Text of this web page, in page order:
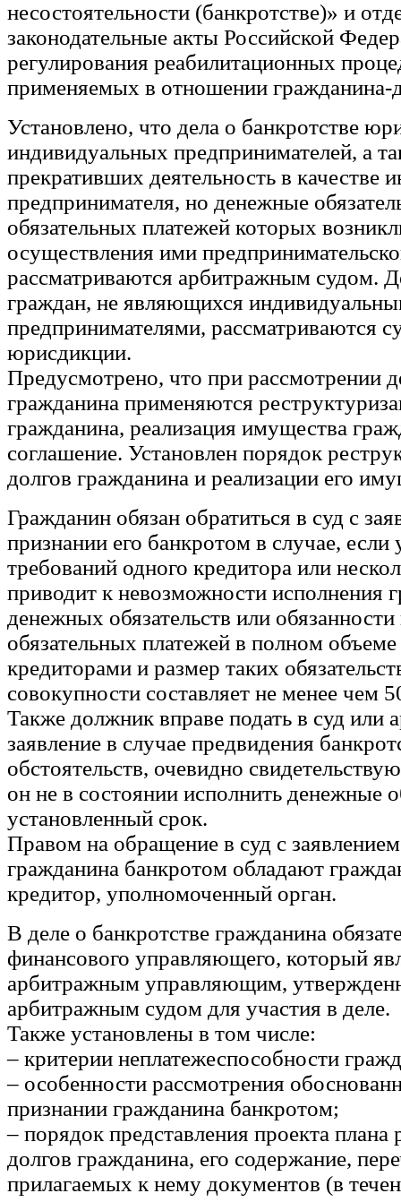
несостоятельности (банкротстве)» и
законодательные акты Российской
регулирования реабилитационных
применяемых в отношении гражданина-
Установлено, что дела о банкротстве
индивидуальных предпринимателей, а
прекративших деятельность в качестве
предпринимателя, но денежные
обязательных платежей которых
осуществления ими
рассматриваются арбитражным судом.
граждан, не являющихся
предпринимателями, рассматриваются
юрисдикции.
Предусмотрено, что при рассмотрении
гражданина применяются
гражданина, реализация имущества
соглашение. Установлен порядок
долгов гражданина и реализации его
Гражданин обязан обратиться в суд с
признании его банкротом в случае, если
требований одного кредитора или
приводит к невозможности исполнения
денежных обязательств или обязанности
обязательных платежей в полном
кредиторами и размер таких
совокупности составляет не менее чем
Также должник вправе подать в суд или
заявление в случае предвидения
обстоятельств, очевидно
он не в состоянии исполнить денежные
установленный срок.
Правом на обращение в суд с
гражданина банкротом обладают
кредитор, уполномоченный орган.
В деле о банкротстве гражданина
финансового управляющего, который
арбитражным управляющим,
арбитражным судом для участия в деле.
Также установлены в том числе:
– критерии неплатежеспособности
– особенности рассмотрения
признании гражданина банкротом;
– порядок представления проекта плана
долгов гражданина, его содержание,
прилагаемых к нему документов (в